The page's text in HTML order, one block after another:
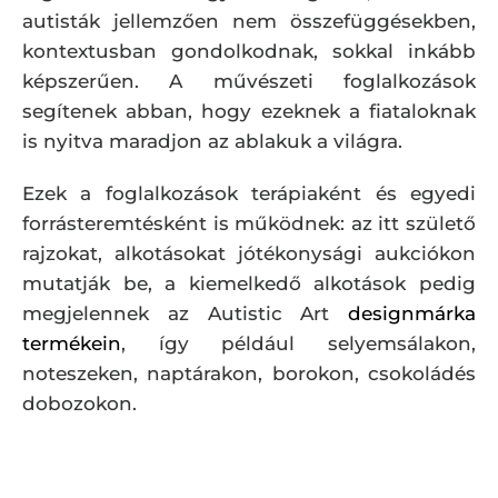
autisták jellemzően nem összefüggésekben,
kontextusban gondolkodnak, sokkal inkább
képszerűen. A művészeti foglalkozások
segítenek abban, hogy ezeknek a fiataloknak
is nyitva maradjon az ablakuk a világra.
Ezek a foglalkozások terápiaként és egyedi
forrásteremtésként is működnek: az itt születő
rajzokat, alkotásokat jótékonysági aukciókon
mutatják be, a kiemelkedő alkotások pedig
megjelennek az Autistic Art designmárka
termékein, így például selyemsálakon,
noteszeken, naptárakon, borokon, csokoládés
dobozokon.